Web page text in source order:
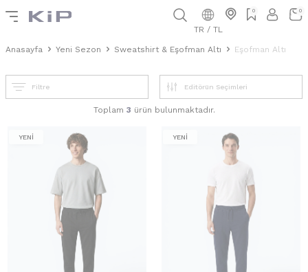
TR / TL
0 0
Anasayfa Yeni Sezon Sweatshirt & Eşofman Altı Eşofman Altı
Filtre
Toplam 3 ürün bulunmaktadır.
YENİ YENİ